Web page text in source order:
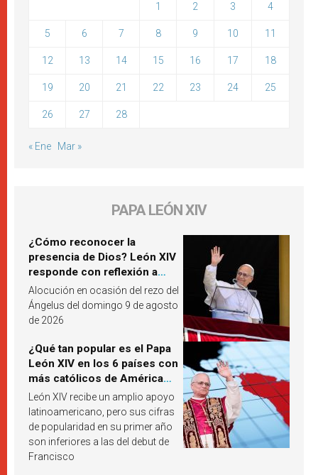
1 2 3 4
5 6 7 8 9 10 11
12 13 14 15 16 17 18
19 20 21 22 23 24 25
26 27 28
« Ene Mar »
PAPA LEÓN XIV
¿Cómo reconocer la
presencia de Dios? León XIV
responde con reflexión a
partir de un pasaje del
Evangelio
Alocución en ocasión del rezo del
Ángelus del domingo 9 de agosto
de 2026
¿Qué tan popular es el Papa
León XIV en los 6 países con
más católicos de América
Latina en 2026? Publican
resultados de investigación
León XIV recibe un amplio apoyo
latinoamericano, pero sus cifras
de popularidad en su primer año
son inferiores a las del debut de
Francisco